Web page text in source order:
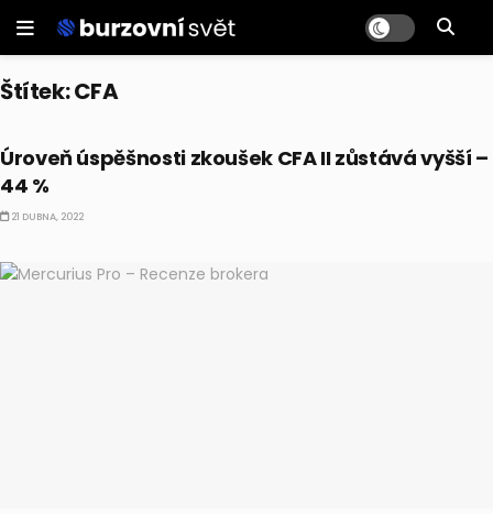
Štítek:CFA
Úroveň úspěšnosti zkoušek CFA II zůstává vyšší –
44 %
21 DUBNA, 2022